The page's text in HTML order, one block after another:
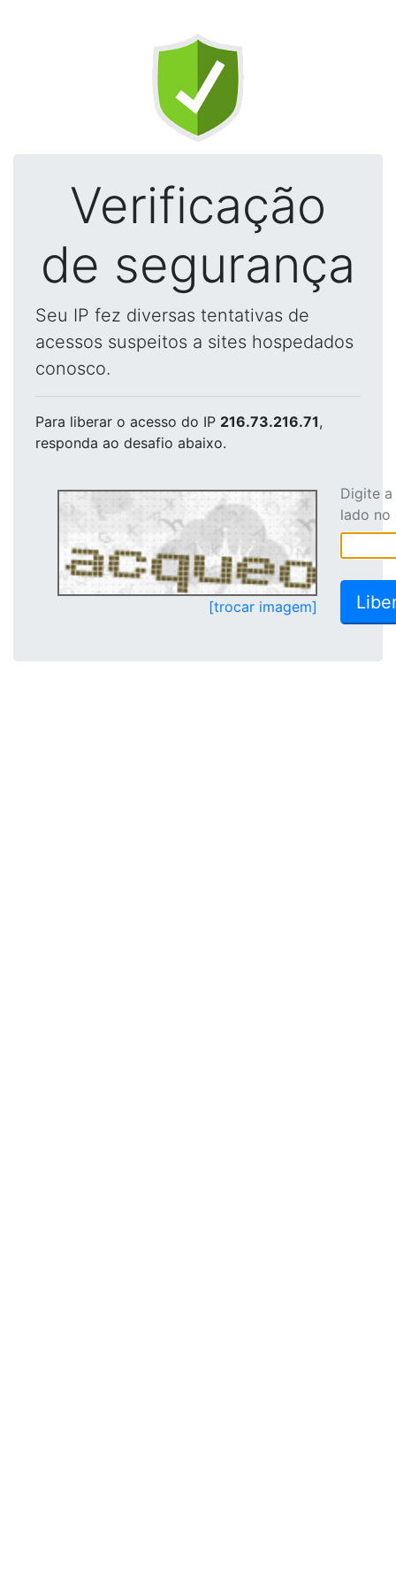
Verificação
de segurança
Seu IP fez diversas tentativas de
acessos suspeitos a sites hospedados
conosco.
Para liberar o acesso do IP 216.73.216.71,
responda ao desafio abaixo.
[trocar imagem]
Digite
lado no